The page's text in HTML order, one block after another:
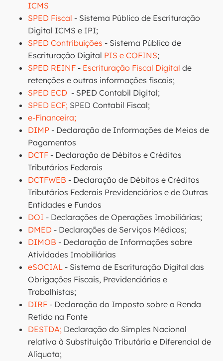
ICMS
SPED Fiscal - Sistema Público de Escrituração
Digital ICMS e IPI;
SPED Contribuições - Sistema Público de
Escrituração Digital PIS e COFINS;
SPED REINF - Escrituração Fiscal Digital de
retenções e outras informações fiscais;
SPED ECD - SPED Contabil Digital;
SPED ECF; SPED Contabil Fiscal;
e-Financeira;
DIMP - Declaração de Informações de Meios de
Pagamentos
DCTF - Declaração de Débitos e Créditos
Tributários Federais
DCTFWEB - Declaração de Débitos e Créditos
Tributários Federais Previdenciários e de Outras
Entidades e Fundos
DOI - Declarações de Operações Imobiliárias;
DMED - Declarações de Serviços Médicos;
DIMOB - Declaração de Informações sobre
Atividades Imobiliárias
eSOCIAL - Sistema de Escrituração Digital das
Obrigações Fiscais, Previdenciárias e
Trabalhistas;
DIRF - Declaração do Imposto sobre a Renda
Retido na Fonte
DESTDA; Declaração do Simples Nacional
relativa à Substituição Tributária e Diferencial de
Alíquota;